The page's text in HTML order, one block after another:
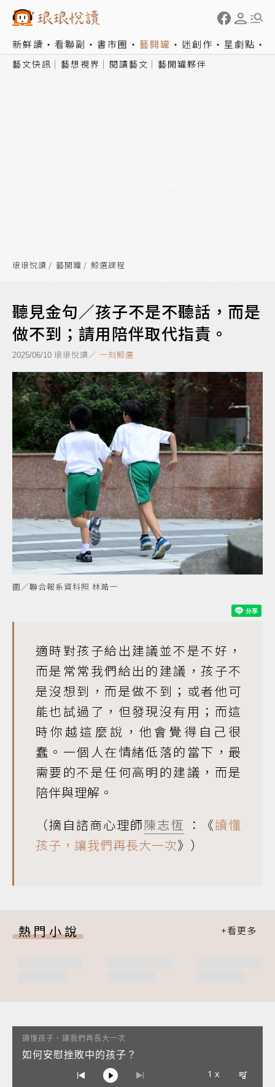
新鮮讀 看聯副 書市圈 藝開罐 迷創作 星劇點
藝文快訊 藝想視界 閱讀藝文 藝開罐夥伴
琅琅悅讀 藝開罐 鯨選課程
聽見金句／孩子不是不聽話，而是
做不到；請用陪伴取代指責。
2025/06/10 琅琅悅讀／ 一刻鯨選
圖／聯合報系資料照 林澔一
適時對孩子給出建議並不是不好，
而是常常我們給出的建議，孩子不
是沒想到，而是做不到；或者他可
能也試過了，但發現沒有用；而這
時你越這麼說，他會覺得自己很
蠢。一個人在情緒低落的當下，最
需要的不是任何高明的建議，而是
陪伴與理解。
（摘自諮商心理師陳志恆 ：《讀懂
孩子，讓我們再長大一次》）
熱門小說
讀懂孩子，讓我們再長大一次
如何安慰挫敗中的孩子？
1 x